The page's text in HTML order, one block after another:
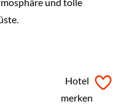
Hotel
merken